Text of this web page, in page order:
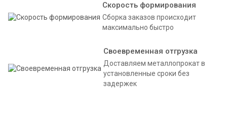
Скорость формирования
Сборка заказов происходит
максимально быстро
Своевременная отгрузка
Доставляем металлопрокат в
установленные сроки без
задержек